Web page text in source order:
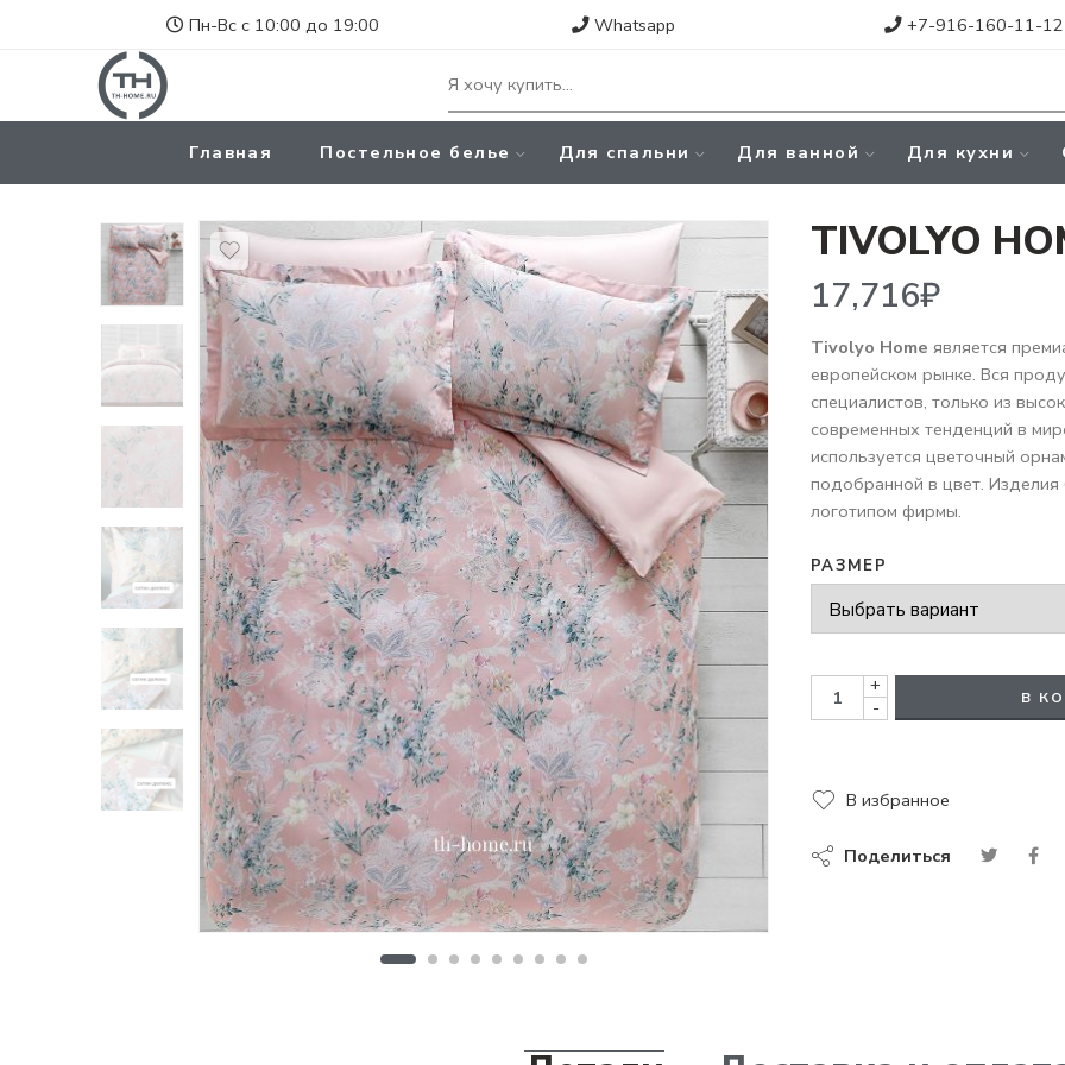
Пн-Вс с 10:00 до 19:00 Whatsapp +7-916-160-11-12
Главная Постельное белье Для спальни Для ванной Для кухни
TIVOLYO
17,716 ₽
Tivolyo Home является
европейском рынке. Вся
специалистов, только из
современных тенденций в
используется цветочный
подобранной в цвет.
логотипом фирмы.
РАЗМЕР
+
-
В
В избранное
Поделиться